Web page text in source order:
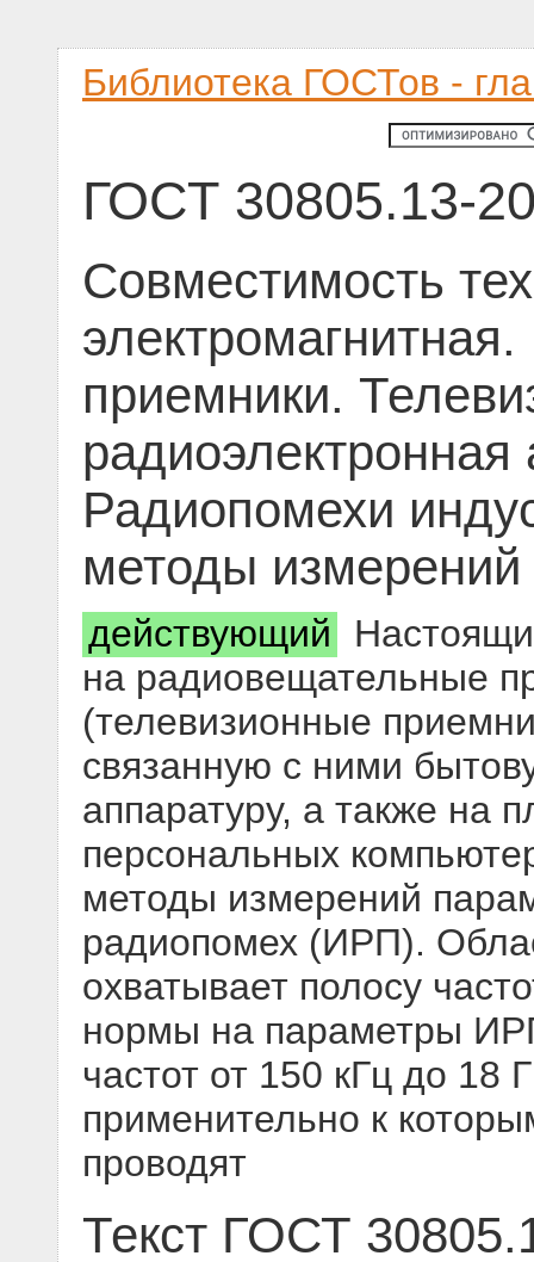
Библиотека ГОСТов -
ГОСТ 30805.13-
Совместимость
приемники.
радиоэлектронная
Радиопомехи
методы измерений
действующий
на радиовещательные
(телевизионные
связанную с ними
аппаратуру, а также на
персональных
методы измерений
радиопомех (ИРП).
охватывает полосу
нормы на параметры
частот от 150 кГц до 18
применительно к
проводят
Текст ГОСТ